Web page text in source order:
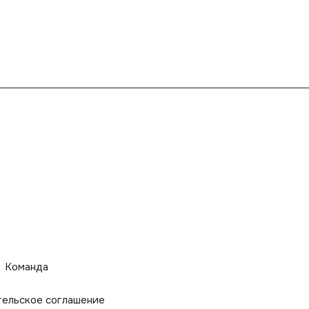
Команда
соглашение